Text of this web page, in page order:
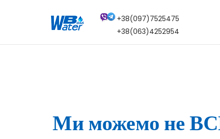
+38(097)7525475
+38(063)4252954
Ми можемо не